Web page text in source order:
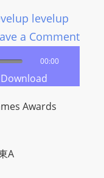
levelup
a Comment
00:00
Download
Awards
A